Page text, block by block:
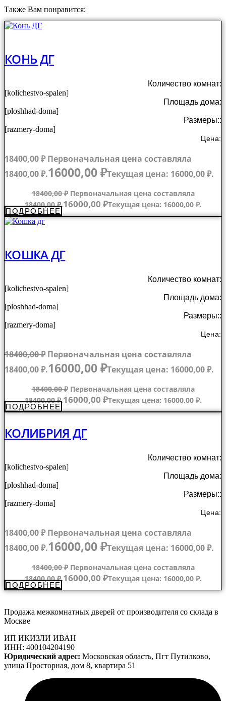
Также Вам понравится:
КОНЬ ДГ
Количество комнат:
[kolichestvo-spalen]
Площадь дома:
[ploshhad-doma]
Размеры::
[razmery-doma]
Цена:
18400,00₽ Первоначальная цена составляла
18400,00 ₽.16000,00₽Текущая цена: 16000,00 ₽.
18400,00₽ Первоначальная цена составляла
18400,00 ₽.16000,00 ₽Текущая цена: 16000,00 ₽.
ПОДРОБНЕЕ
КОШКА ДГ
Количество комнат:
[kolichestvo-spalen]
Площадь дома:
[ploshhad-doma]
Размеры::
[razmery-doma]
Цена:
18400,00₽ Первоначальная цена составляла
18400,00 ₽.16000,00₽Текущая цена: 16000,00 ₽.
18400,00₽ Первоначальная цена составляла
18400,00 ₽.16000,00 ₽Текущая цена: 16000,00 ₽.
ПОДРОБНЕЕ
КОЛИБРИЯ ДГ
Количество комнат:
[kolichestvo-spalen]
Площадь дома:
[ploshhad-doma]
Размеры::
[razmery-doma]
Цена:
18400,00₽ Первоначальная цена составляла
18400,00 ₽.16000,00₽Текущая цена: 16000,00 ₽.
18400,00₽ Первоначальная цена составляла
18400,00 ₽.16000,00 ₽Текущая цена: 16000,00 ₽.
ПОДРОБНЕЕ
Продажа межкомнатных дверей от производителя со склада в
Москве
ИП ИКИЗЛИ ИВАН
ИНН: 400104204190
Юридический адрес: Московская область, Пгт Путилково,
улица Просторная, дом 8, квартира 51